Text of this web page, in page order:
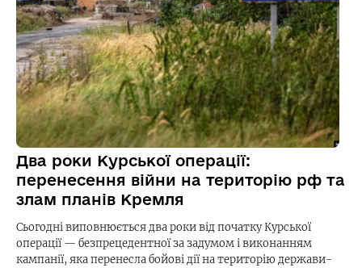
Два роки Курської операції:
перенесення війни на територію рф та
злам планів Кремля
Сьогодні виповнюється два роки від початку Курської
операції — безпрецедентної за задумом і виконанням
кампанії, яка перенесла бойові дії на територію держави-